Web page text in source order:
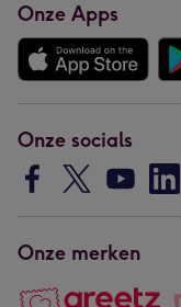
Onze Apps
Onze socials
Onze merken